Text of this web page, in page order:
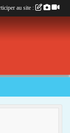
au site :